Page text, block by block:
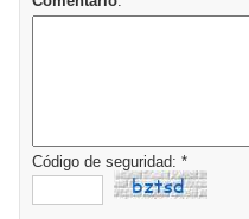
Código de seguridad: *